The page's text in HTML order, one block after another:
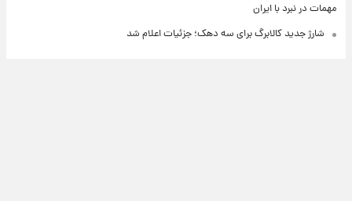
مهمات در نبرد با ایران
شارژ جدید کالابرگ برای سه دهک؛ جزئیات اعلام شد